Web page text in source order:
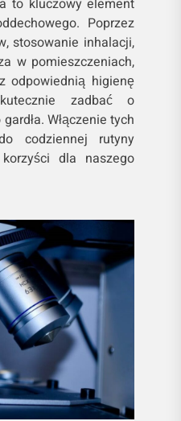
to kluczowy element
Poprzez
stosowanie inhalacji,
w pomieszczeniach,
odpowiednią higienę
zadbać o
Włączenie tych
codziennej rutyny
dla naszego